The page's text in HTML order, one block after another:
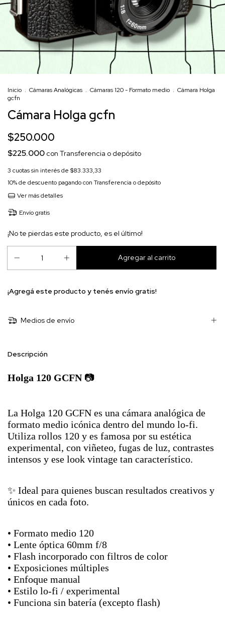
Inicio . Cámaras Analógicas . Cámaras 120 - Formato medio . Cámara Holga
gcfn
Cámara Holga gcfn
$250.000
$225.000 con Transferencia o depósito
3 cuotas sin interés de $83.333,33
10% de descuento pagando con Transferencia o depósito
Ver más detalles
Envío gratis
¡No te pierdas este producto, es el último!
¡Agregá este producto y tenés envío gratis!
Medios de envío
Descripción
Holga 120 GCFN📷
La Holga 120 GCFN es una cámara analógica de
formato medio icónica dentro del mundo lo-fi.
Utiliza rollos 120 y es famosa por su estética
experimental, con viñeteo, fugas de luz, contrastes
intensos y ese look vintage tan característico.
✨ Ideal para quienes buscan resultados creativos y
únicos en cada foto.
• Formato medio 120
• Lente óptica 60mm f/8
• Flash incorporado con filtros de color
• Exposiciones múltiples
• Enfoque manual
• Estilo lo-fi / experimental
• Funciona sin batería (excepto flash)